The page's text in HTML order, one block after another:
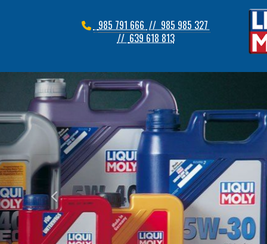
985 791 666 // 985 985 327
// 639 618 813
prev